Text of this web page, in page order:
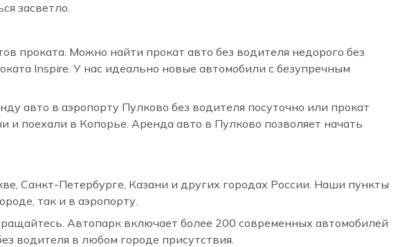
засветло.
проката. Можно найти прокат авто без водителя недорого без
Inspire. У нас идеально новые автомобили с безупречным
авто в аэропорту Пулково без водителя посуточно или прокат
поехали в Копорье. Аренда авто в Пулково позволяет начать
Санкт-Петербурге, Казани и других городах России. Наши пункты
так и в аэропорту.
Автопарк включает более 200 современных автомобилей
водителя в любом городе присутствия.